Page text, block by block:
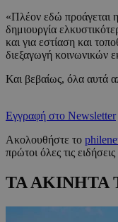
«Πλέον εδώ προάγεται
δημιουργία
και για εστίαση και
διεξαγωγή κοινωνικών
Και βεβαίως, όλα αυτά
Εγγραφή στο Newsletter
Ακολουθήστε το
πρώτοι όλες τις
ΤΑ